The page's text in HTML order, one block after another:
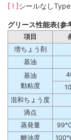
[ ! ]シールなし
グリース性能表(参
項目
増ちょう剤
基油
基油
動粘度
混和ちょう度
滴点
蒸発量
離油度